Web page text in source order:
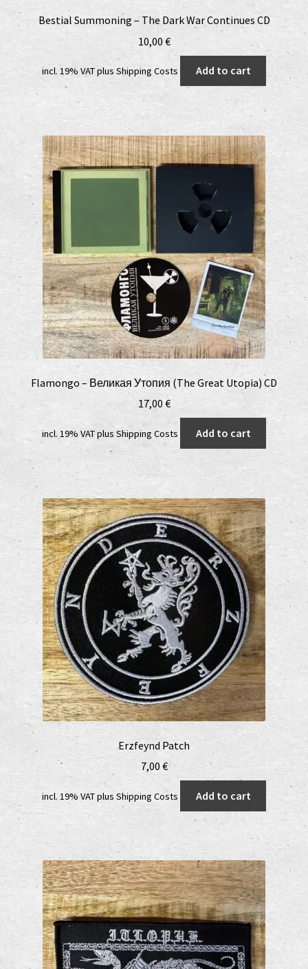
Shop
Versandkosten
Vertrag widerrufen
Widerrufsbelehrung
www.urtodrecords.de
Zahlungsarten
Bestial Summoning – The Dark War Continues CD
10,00€
incl. 19% VATplus Shipping Costs Add to cart
Flamongo – Великая Утопия (The Great Utopia) CD
17,00 €
incl. 19% VATplus Shipping Costs Add to cart
Erzfeynd Patch
7,00€
incl. 19% VATplus Shipping Costs Add to cart